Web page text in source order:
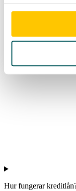
Hur fungerar